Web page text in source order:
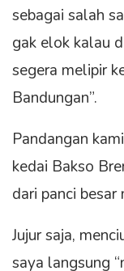
sebagai salah
gak elok kalau
segera melipir
Bandungan”.
Pandangan
kedai Bakso
dari panci besar
Jujur saja,
saya langsung